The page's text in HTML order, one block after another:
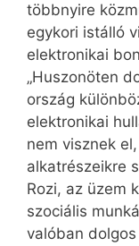
többnyire
egykori istálló
elektronikai
„Huszonöten
ország
elektronikai
nem visznek
alkatrészeikre
Rozi, az üzem
szociális
valóban